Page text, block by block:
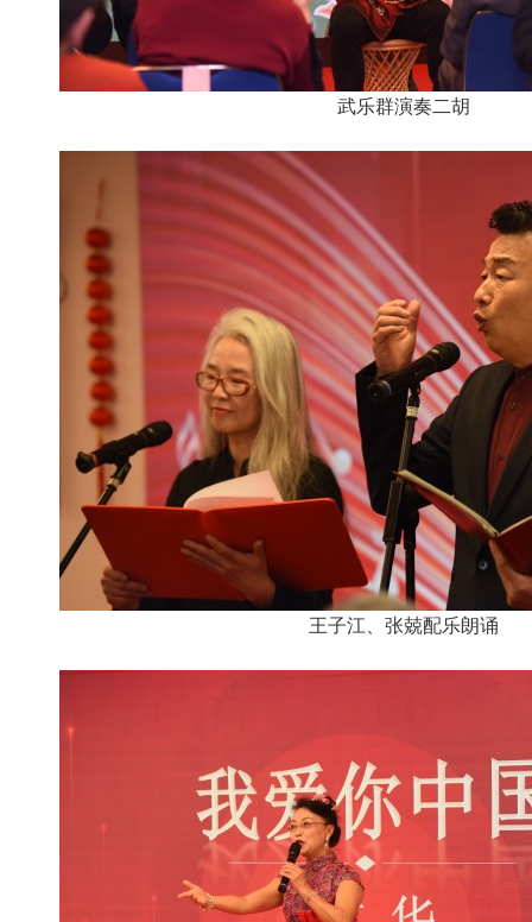
武乐群演奏二胡
王子江、张兢配乐朗诵